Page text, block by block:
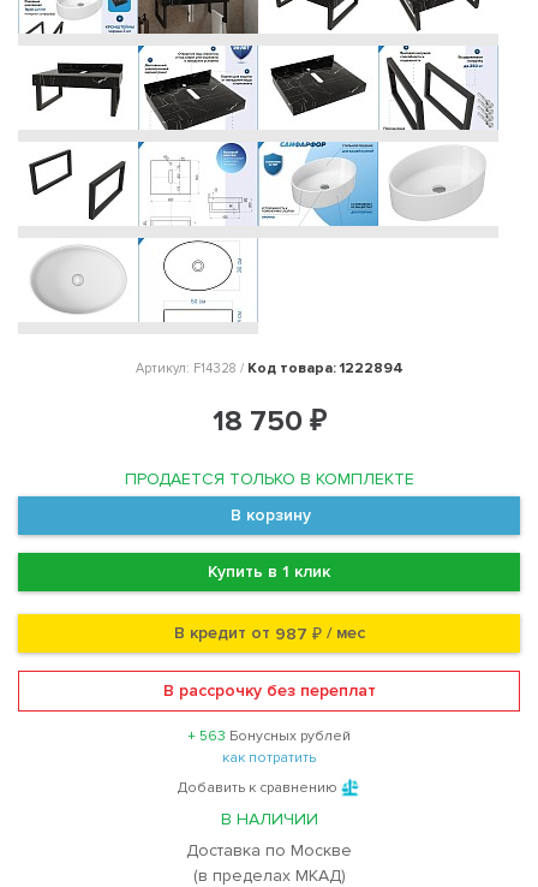
Артикул: F14328 / Код товара: 1222894
18 750 ₽
ПРОДАЕТСЯ ТОЛЬКО В КОМПЛЕКТЕ
В корзину
Купить в 1 клик
В кредит от 987 ₽/ мес
В рассрочку без переплат
+ 563 Бонусных рублей
как потратить
Добавить к сравнению
В НАЛИЧИИ
Доставка по Москве
(в пределах МКАД)